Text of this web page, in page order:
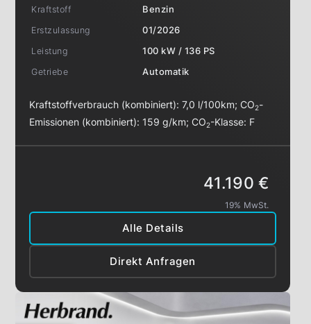
Kraftstoff
Benzin
Erstzulassung
01/2026
Leistung
100 kW / 136 PS
Getriebe
Automatik
Kraftstoffverbrauch (kombiniert):7,0 l/100km;CO2-
Emissionen (kombiniert): 159 g/km;CO2-Klasse: F
Alle Details
Direkt Anfragen
41.190 €
19% MwSt.